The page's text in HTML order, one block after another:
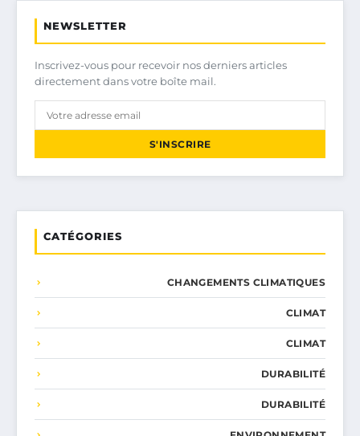
NEWSLETTER
Inscrivez-vous pour recevoir nos derniers articles
directement dans votre boîte mail.
S'INSCRIRE
CATÉGORIES
CHANGEMENTS CLIMATIQUES
CLIMAT
CLIMAT
DURABILITÉ
DURABILITÉ